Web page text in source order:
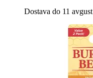
Dostava do 11 avgust